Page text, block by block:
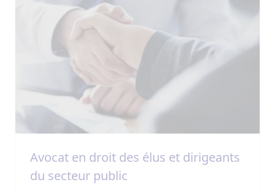
Avocat en droit des élus et dirigeants
du secteur public